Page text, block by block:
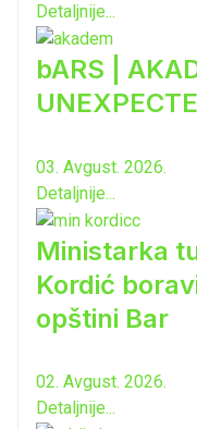
Detaljnije...
bARS |
03. Avgust. 2026.
Detaljnije...
Ministarka
Kordić
opštini Bar
02. Avgust. 2026.
Detaljnije...